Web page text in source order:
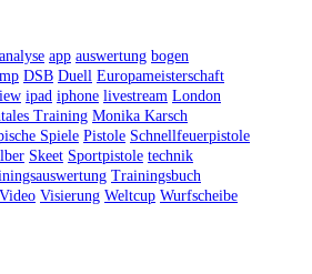
analyse app auswertung bogen
DSB Duell Europameisterschaft
ipad iphone livestream London
Training Monika Karsch
Spiele Pistole Schnellfeuerpistole
Skeet Sportpistole technik
Trainingsbuch
Video Visierung Weltcup Wurfscheibe